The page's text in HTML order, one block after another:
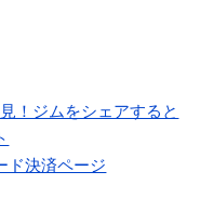
！ジムをシェアすると
ド決済ページ